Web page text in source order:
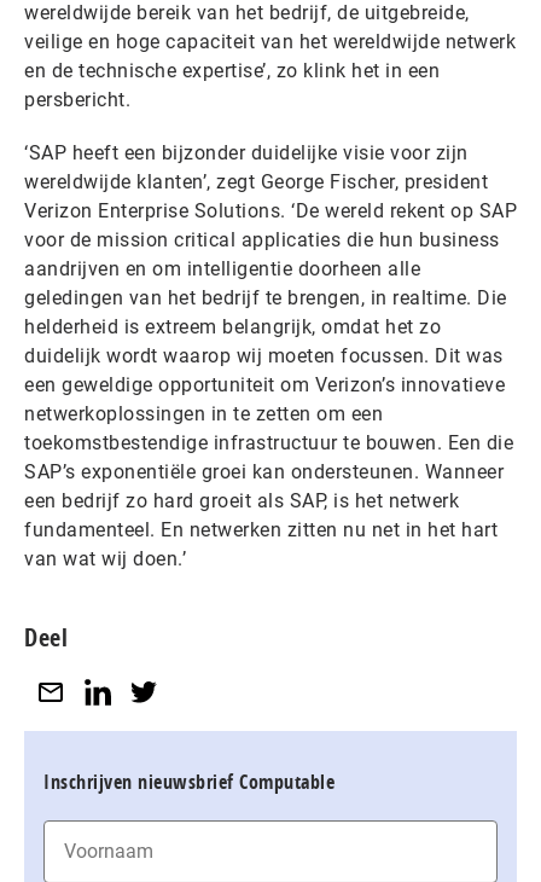
wereldwijde bereik van het bedrijf, de uitgebreide,
veilige en hoge capaciteit van het wereldwijde netwerk
en de technische expertise’, zo klink het in een
persbericht.
‘SAP heeft een bijzonder duidelijke visie voor zijn
wereldwijde klanten’, zegt George Fischer, president
Verizon Enterprise Solutions. ‘De wereld rekent op SAP
voor de mission critical applicaties die hun business
aandrijven en om intelligentie doorheen alle
geledingen van het bedrijf te brengen, in realtime. Die
helderheid is extreem belangrijk, omdat het zo
duidelijk wordt waarop wij moeten focussen. Dit was
een geweldige opportuniteit om Verizon’s innovatieve
netwerkoplossingen in te zetten om een
toekomstbestendige infrastructuur te bouwen. Een die
SAP’s exponentiële groei kan ondersteunen. Wanneer
een bedrijf zo hard groeit als SAP, is het netwerk
fundamenteel. En netwerken zitten nu net in het hart
van wat wij doen.’
Deel
Inschrijven nieuwsbrief Computable